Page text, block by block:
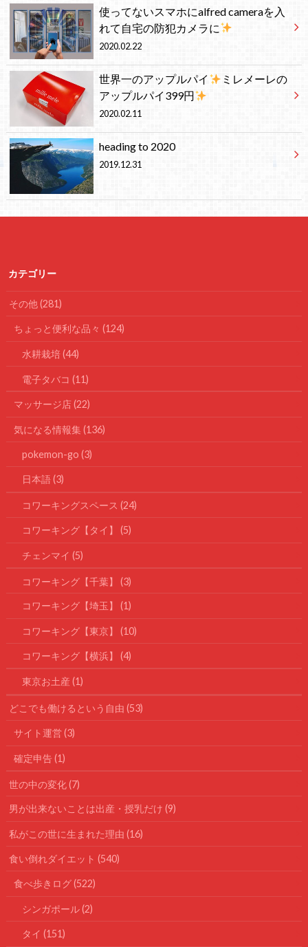
使ってないスマホにalfred cameraを入
れて自宅の防犯カメラに
2020.02.22
世界一のアップルパイ
ミレメーレの
アップルパイ399円
2020.02.11
heading to 2020
2019.12.31
カテゴリー
その他(281)
ちょっと便利な品々(124)
水耕栽培(44)
電子タバコ (11)
マッサージ店(22)
気になる情報集(136)
pokemon-go (3)
日本語(3)
コワーキングスペース (24)
コワーキング【タイ】 (5)
チェンマイ (5)
コワーキング【千葉】 (3)
コワーキング【埼玉】 (1)
コワーキング【東京】 (10)
コワーキング【横浜】 (4)
東京お土産 (1)
どこでも働けるという自由(53)
サイト運営(3)
確定申告(1)
世の中の変化(7)
男が出来ないことは出産・授乳だけ(9)
私がこの世に生まれた理由(16)
食い倒れダイエット(540)
食べ歩きログ(522)
シンガポール(2)
タイ (151)